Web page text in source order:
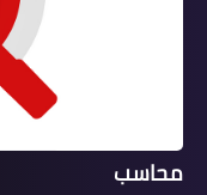
محاسب